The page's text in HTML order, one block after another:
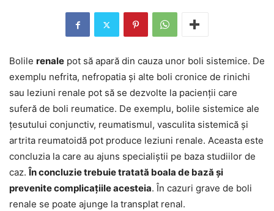
Bolile renale pot să apară din cauza unor boli sistemice. De
exemplu nefrita, nefropatia și alte boli cronice de rinichi
sau leziuni renale pot să se dezvolte la pacienții care
suferă de boli reumatice. De exemplu, bolile sistemice ale
țesutului conjunctiv, reumatismul, vasculita sistemică și
artrita reumatoidă pot produce leziuni renale. Aceasta este
concluzia la care au ajuns specialiștii pe baza studiilor de
caz.În concluzie trebuie tratată boala de bază și
prevenite complicațiile acesteia. În cazuri grave de boli
renale se poate ajunge la transplat renal.